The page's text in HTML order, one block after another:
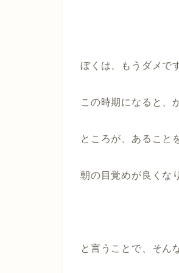
ぼくは、もうダメで
この時期になると、
ところが、あること
朝の目覚めが良くな
と言うことで、そん